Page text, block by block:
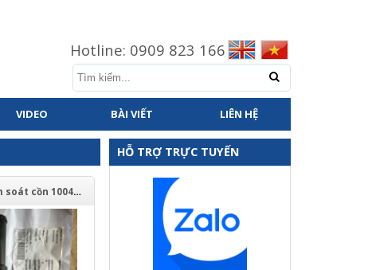
Hotline: 0909 823 166
VIDEO BÀI VIẾT LIÊN HỆ
Thiết bị kiểm soát cồn 10040396
HỖ TRỢ TRỰC TUYẾN